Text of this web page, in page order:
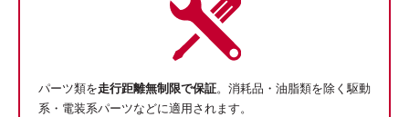
パーツ類を走行距離無制限で保証。消耗品・油脂類を除く駆動
系・電装系パーツなどに適用されます。